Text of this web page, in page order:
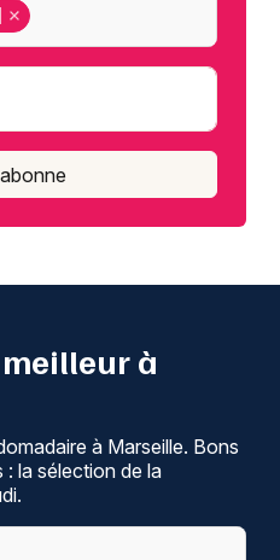
à
à Marseille. Bons
: la sélection de la